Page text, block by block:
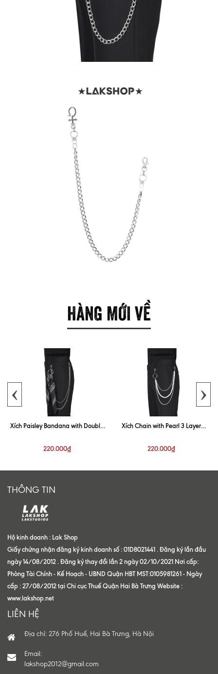
HÀNG MỚI VỀ
Xích Paisley Bandana with Double
220.000₫
Xích Chain with Pearl 3 Layer
220.000₫
‹ ›
THÔNG TIN
Hộ kinh doanh : Lak Shop
Giấy chứng nhận đăng ký kinh doanh số : 01D8021441 . Đăng ký lần đầu
ngày 14/08/2012 . Đăng ký thay đổi lần 2 ngày 02/10/2021 Nơi cấp:
Phòng Tài Chính - Kế Hoạch - UBND Quận HBT MST:0105981261 - Ngày
cấp : 27/08/2012 tại Chi cục Thuế Quận Hai Bà Trưng Website :
www.lakshop.net
LIÊN HỆ
Địa chỉ: 276 Phố Huế, Hai Bà Trưng, Hà Nội
Email:
lakshop2012@gmail.com